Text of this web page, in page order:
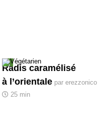
Radis caramélisé
à l’orientale par erezzonico
25 min